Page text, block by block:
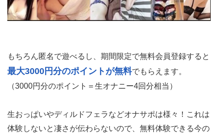
もちろん匿名で遊べるし、期間限定で無料会員登録すると
最大3000円分のポイントが無料でもらえます。
（3000円分のポイント＝生オナニー4回分相当）
生おっぱいやディルドフェラなどオナサポは様々！これは
体験しないと凄さが伝わらないので、無料体験できる今の